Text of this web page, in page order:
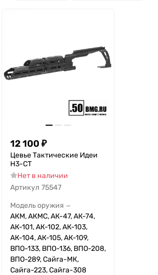
12 100 ₽
Цевье Тактические Идеи
Н3-СТ
Нет в наличии
Артикул 75547
Модель оружия —
АКМ, АКМС, АК-47, АК-74,
АК-101, АК-102, АК-103,
АК-104, АК-105, АК-109,
ВПО-133, ВПО-136, ВПО-208,
ВПО-289, Сайга-МК,
Сайга-223, Сайга-308